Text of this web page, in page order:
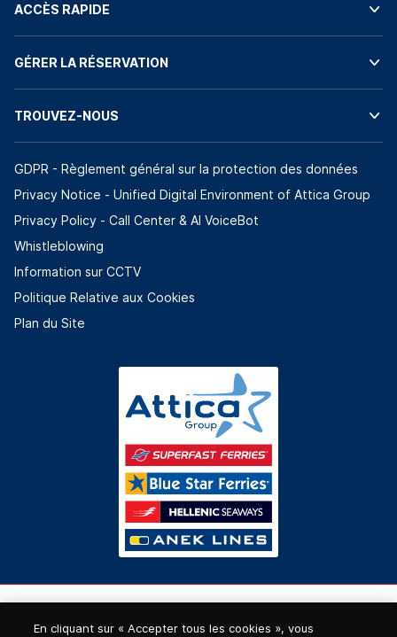
ACCÈS RAPIDE
GÉRER LA RÉSERVATION
TROUVEZ-NOUS
GDPR - Règlement général sur la protection des données
Privacy Notice - Unified Digital Environment of Attica Group
Privacy Policy - Call Center & ΑΙ VoiceBot
Whistleblowing
Information sur CCTV
Politique Relative aux Cookies
Plan du Site
En cliquant sur « Accepter tous les cookies », vous